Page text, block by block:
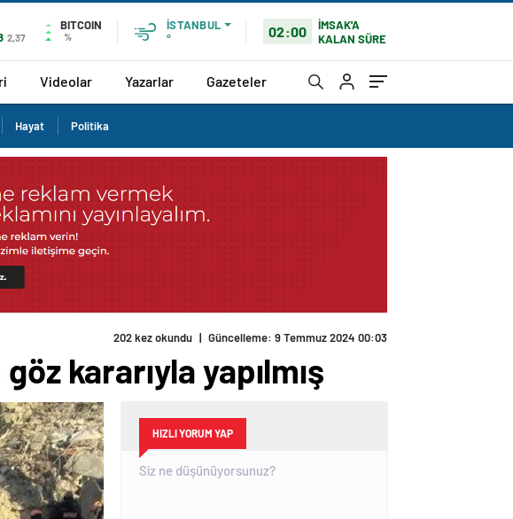
2,37
BITCOIN
%
İSTANBUL
°
02:00
İMSAK'A
KALAN SÜRE
Videolar Yazarlar Gazeteler
Hayat Politika
202 kez okundu | Güncelleme: 9 Temmuz 2024 00:03
kararıyla yapılmış
HIZLI YORUM YAP